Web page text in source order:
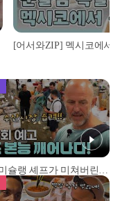
[예고] 미슐랭 셰프가 미쳐버린 이유! 본능이 깨어난 사건은?